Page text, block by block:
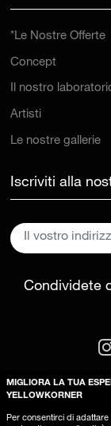
*Le Nostre Offerte
Concept
Il nostro
Artisti
Le nostre gallerie
Iscriviti alla
Condividete
MIGLIORA LA TUA
YELLOWKORNER
Per consentirci di